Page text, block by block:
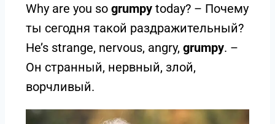
Why are you so grumpy today? – Почему
ты сегодня такой раздражительный?
He’s strange, nervous, angry, grumpy. –
Он странный, нервный, злой,
ворчливый.